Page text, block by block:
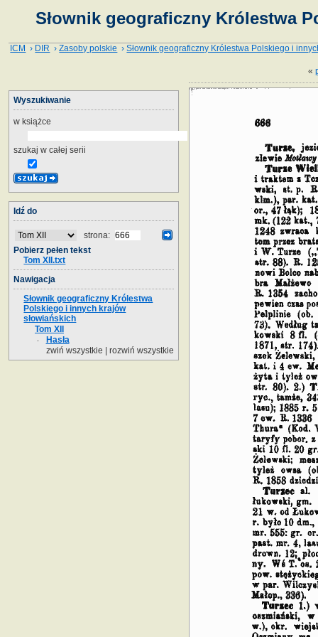
Słownik geograficzny Królestwa
ICM › DIR ›Zasoby polskie ›Słownik geograficzny Królestwa Polskiego i
«
Wyszukiwanie
w książce
szukaj w całej serii
Idź do
strona:
Pobierz pełen tekst
Tom XII.txt
Nawigacja
Słownik geograficzny Królestwa
Polskiego i innych krajów
słowiańskich
Tom XII
Hasła
zwiń wszystkie
rozwiń wszystkie